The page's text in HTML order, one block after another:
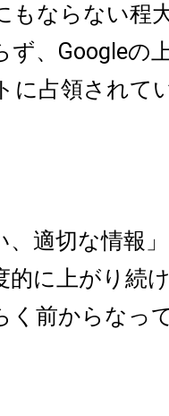
もならない程
、Googleの
に占領されて
、適切な情報
的に上がり続
く前からなっ